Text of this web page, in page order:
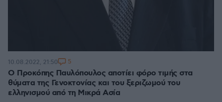
Ο Προκόπης Παυλόπουλος αποτίει φόρο τιμής στα
θύματα της Γενοκτονίας και του ξεριζωμού του
ελληνισμού από τη Μικρά Ασία
10.08.2022, 21:50 5